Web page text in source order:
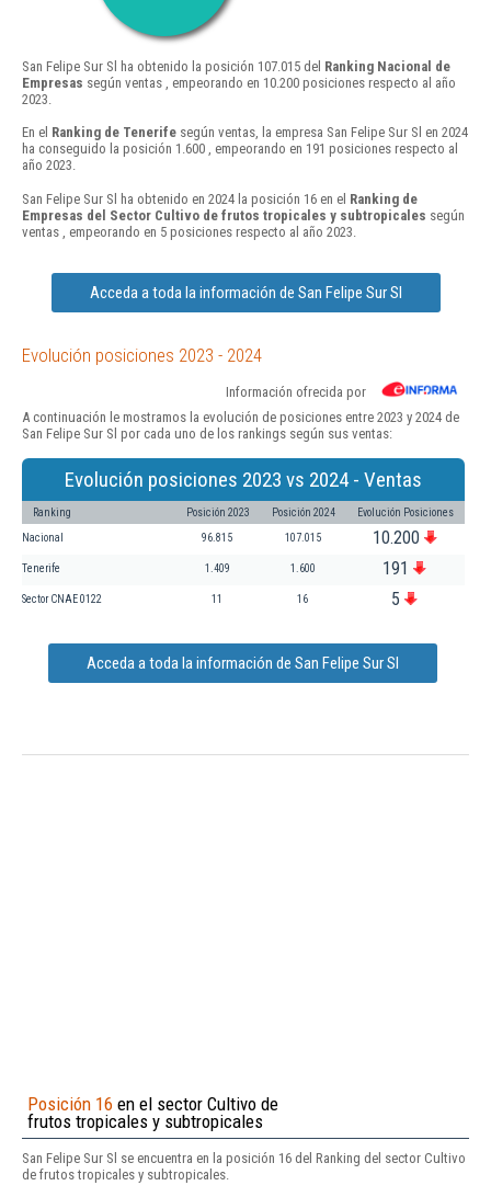
San Felipe Sur Sl ha obtenido la posición 107.015 del Ranking Nacional de
Empresas según ventas , empeorando en 10.200 posiciones respecto al año
2023.
En el Ranking de Tenerife según ventas, la empresa San Felipe Sur Sl en 2024
ha conseguido la posición 1.600 , empeorando en 191 posiciones respecto al
año 2023.
San Felipe Sur Sl ha obtenido en 2024 la posición 16 en el Ranking de
Empresas del Sector Cultivo de frutos tropicales y subtropicales según
ventas , empeorando en 5 posiciones respecto al año 2023.
Acceda a toda la información de San Felipe Sur Sl
Evolución posiciones 2023 - 2024
Información ofrecida por
A continuación le mostramos la evolución de posiciones entre 2023 y 2024 de
San Felipe Sur Sl por cada uno de los rankings según sus ventas:
Evolución posiciones 2023 vs 2024 - Ventas
Ranking Posición 2023 Posición 2024 Evolución Posiciones
Nacional 96.815 107.015 10.200
Tenerife 1.409 1.600 191
Sector CNAE 0122 11 16 5
Acceda a toda la información de San Felipe Sur Sl
Posición 16 en el sector Cultivo de
frutos tropicales y subtropicales
San Felipe Sur Sl se encuentra en la posición 16 del Ranking del sector Cultivo
de frutos tropicales y subtropicales.